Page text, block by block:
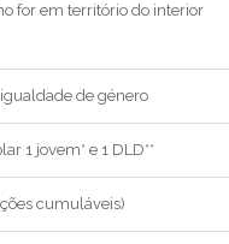
for em território do interior
de género
1 jovem* e 1 DLD**
cumuláveis)